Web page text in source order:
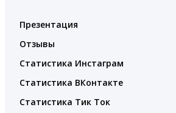
Презентация
Отзывы
Статистика Инстаграм
Статистика ВКонтакте
Статистика Тик Ток